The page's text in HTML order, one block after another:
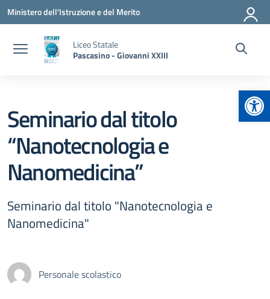
Vai ai contenuti
Vai al menu di navigazione
Vai al footer
Ministero dell'Istruzione e del Merito
Liceo Statale
Pascasino - Giovanni XXIII
Seminario dal titolo
“Nanotecnologia e
Nanomedicina”
Seminario dal titolo "Nanotecnologia e
Nanomedicina"
Personale scolastico